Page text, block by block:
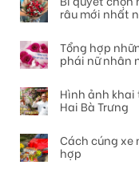
râu mới nhất
Tổng hợp
phái nữ nhân
Hình ảnh khai
Hai Bà Trưng
Cách cúng xe
hợp